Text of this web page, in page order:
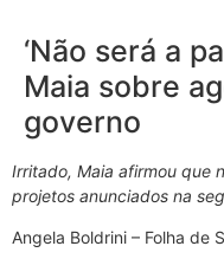
‘Não será a
Maia sobre
governo
Irritado, Maia afirmou que
projetos anunciados na
Angela Boldrini – Folha de